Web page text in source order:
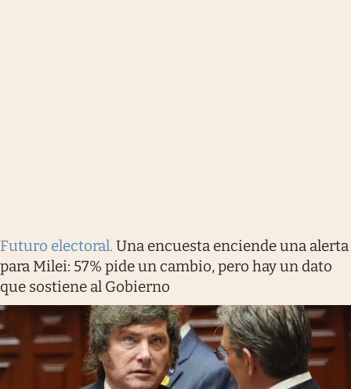
Futuro electoral. Una encuesta enciende una alerta
para Milei: 57% pide un cambio, pero hay un dato
que sostiene al Gobierno